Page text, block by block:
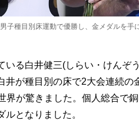
種目別床運動で優勝し、金メダルを手
る白井健三(しらい・けんぞ
が種目別の床で2大会連続の
界が驚きました。個人総合で
となりました。